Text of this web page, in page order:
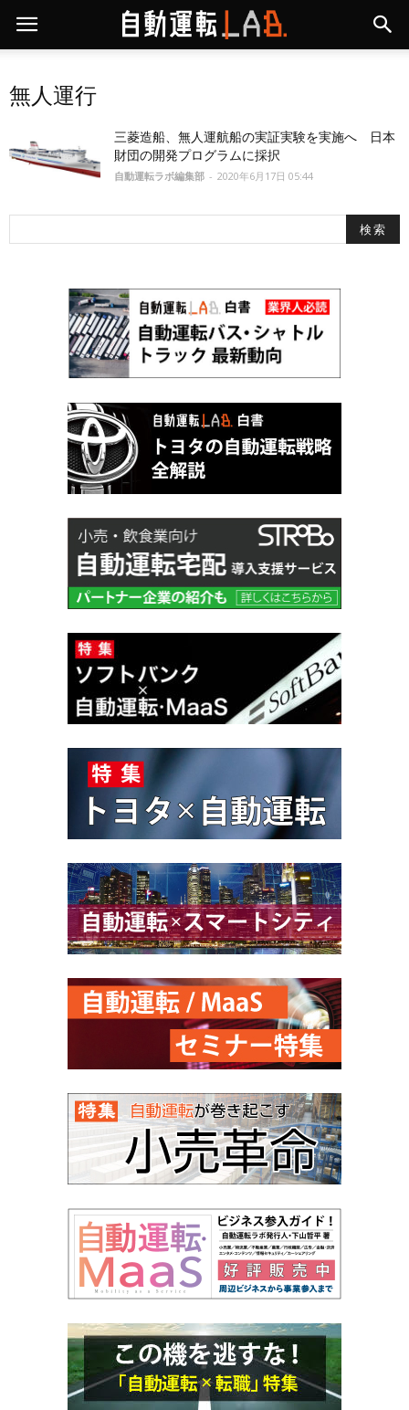
無人運行
三菱造船、無人運航船の実証実験を実施へ 日本
財団の開発プログラムに採択
自動運転ラボ編集部 - 2020年6月17日 05:44